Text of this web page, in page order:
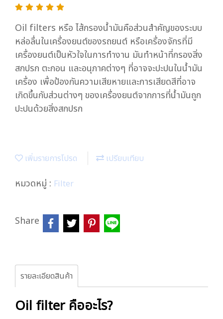
Oil filters หรือ ไส้กรองน้ำมันคือส่วนสำคัญของระบบ
หล่อลื่นในเครื่องยนต์ของรถยนต์ หรือเครื่องจักรที่มี
เครื่องยนต์เป็นหัวใจในการทำงาน มันทำหน้าที่กรองสิ่ง
สกปรก ตะกอน และอนุภาคต่างๆ ที่อาจจะปะปนในน้ำมัน
เครื่อง เพื่อป้องกันความเสียหายและการเสียดสีที่อาจ
เกิดขึ้นกับส่วนต่างๆ ของเครื่องยนต์จากการที่น้ำมันถูก
ปะปนด้วยสิ่งสกปรก
เพิ่มรายการโปรด เปรียบเทียบ
หมวดหมู่ : Filter
Share
รายละเอียดสินค้า
Oil filter คืออะไร?